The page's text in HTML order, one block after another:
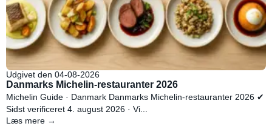
Udgivet den 04-08-2026
Danmarks Michelin-restauranter 2026
Michelin Guide · Danmark Danmarks Michelin-restauranter 2026 ✔
Sidst verificeret 4. august 2026 · Vi...
Læs mere →